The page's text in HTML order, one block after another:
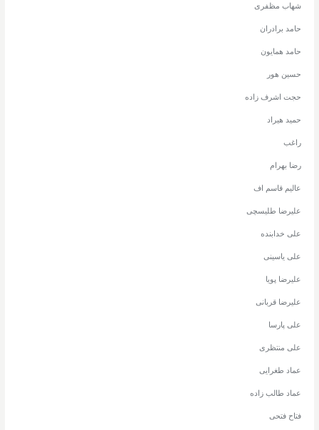
شهاب مظفری
حامد برادران
حامد همایون
حسین هور
حجت اشرف زاده
حمید هیراد
راغب
رضا بهرام
عالیم قاسم اف
علیرضا طلیسچی
علی خدابنده
علی یاسینی
علیرضا پویا
علیرضا قربانی
علی پارسا
علی منتظری
عماد طغرایی
عماد طالب زاده
فتاح فتحی